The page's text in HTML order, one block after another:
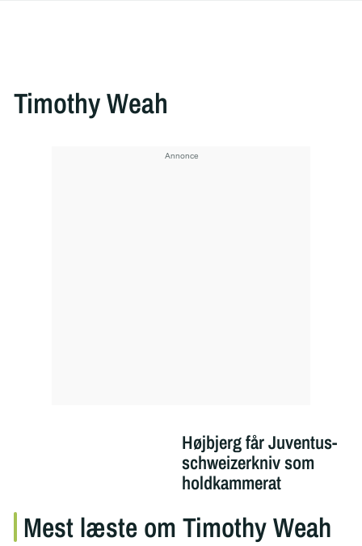
Timothy Weah
Højbjerg får Juventus-
schweizerkniv som
holdkammerat
Mest læste om Timothy Weah